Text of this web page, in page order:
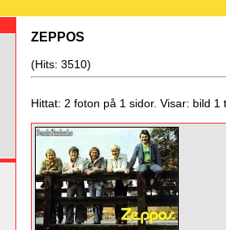
ZEPPOS
(Hits: 3510)
Hittat: 2 foton på 1 sidor. Visar: bild 1